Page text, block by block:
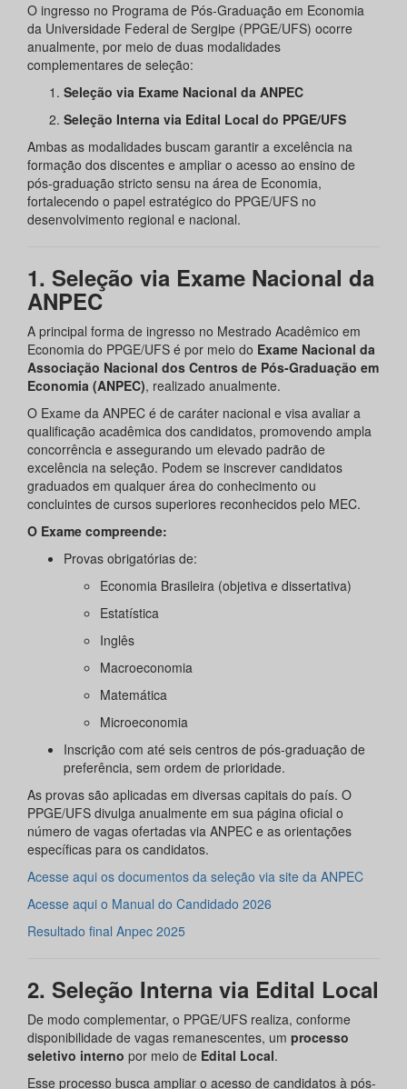
O ingresso no Programa de Pós-Graduação em Economia
da Universidade Federal de Sergipe (PPGE/UFS) ocorre
anualmente, por meio de duas modalidades
complementares de seleção:
Seleção via Exame Nacional da ANPEC
Seleção Interna via Edital Local do PPGE/UFS
Ambas as modalidades buscam garantir a excelência na
formação dos discentes e ampliar o acesso ao ensino de
pós-graduação stricto sensu na área de Economia,
fortalecendo o papel estratégico do PPGE/UFS no
desenvolvimento regional e nacional.
1. Seleção via Exame Nacional da
ANPEC
A principal forma de ingresso no Mestrado Acadêmico em
Economia do PPGE/UFS é por meio do Exame Nacional da
Associação Nacional dos Centros de Pós-Graduação em
Economia (ANPEC), realizado anualmente.
O Exame da ANPEC é de caráter nacional e visa avaliar a
qualificação acadêmica dos candidatos, promovendo ampla
concorrência e assegurando um elevado padrão de
excelência na seleção. Podem se inscrever candidatos
graduados em qualquer área do conhecimento ou
concluintes de cursos superiores reconhecidos pelo MEC.
O Exame compreende:
Provas obrigatórias de:
Economia Brasileira (objetiva e dissertativa)
Estatística
Inglês
Macroeconomia
Matemática
Microeconomia
Inscrição com até seis centros de pós-graduação de
preferência, sem ordem de prioridade.
As provas são aplicadas em diversas capitais do país. O
PPGE/UFS divulga anualmente em sua página oficial o
número de vagas ofertadas via ANPEC e as orientações
específicas para os candidatos.
Acesse aqui os documentos da seleção via site da ANPEC
Acesse aqui o Manual do Candidado 2026
Resultado final Anpec 2025
2. Seleção Interna via Edital Local
De modo complementar, o PPGE/UFS realiza, conforme
disponibilidade de vagas remanescentes, um processo
seletivo interno por meio de Edital Local.
Esse processo busca ampliar o acesso de candidatos à pós-